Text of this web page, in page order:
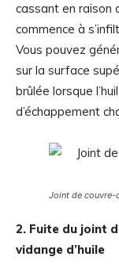
cassant en raison
commence à
Vous pouvez
sur la surface
brûlée lorsque
d’échappement
Joint de couvre-
2. Fuite du joint
vidange d’huile